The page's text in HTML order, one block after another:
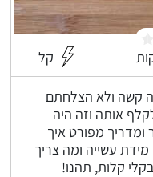
קל
קשה ולא הצלחתם
אותה וזה היה
מפורט איך
עשייה ומה צריך
קלות, תהנו!